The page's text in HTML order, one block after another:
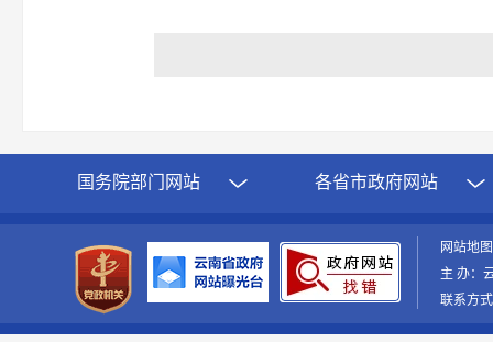
国务院部门网站 各省市政府网站
网站地
主 办：
联系方